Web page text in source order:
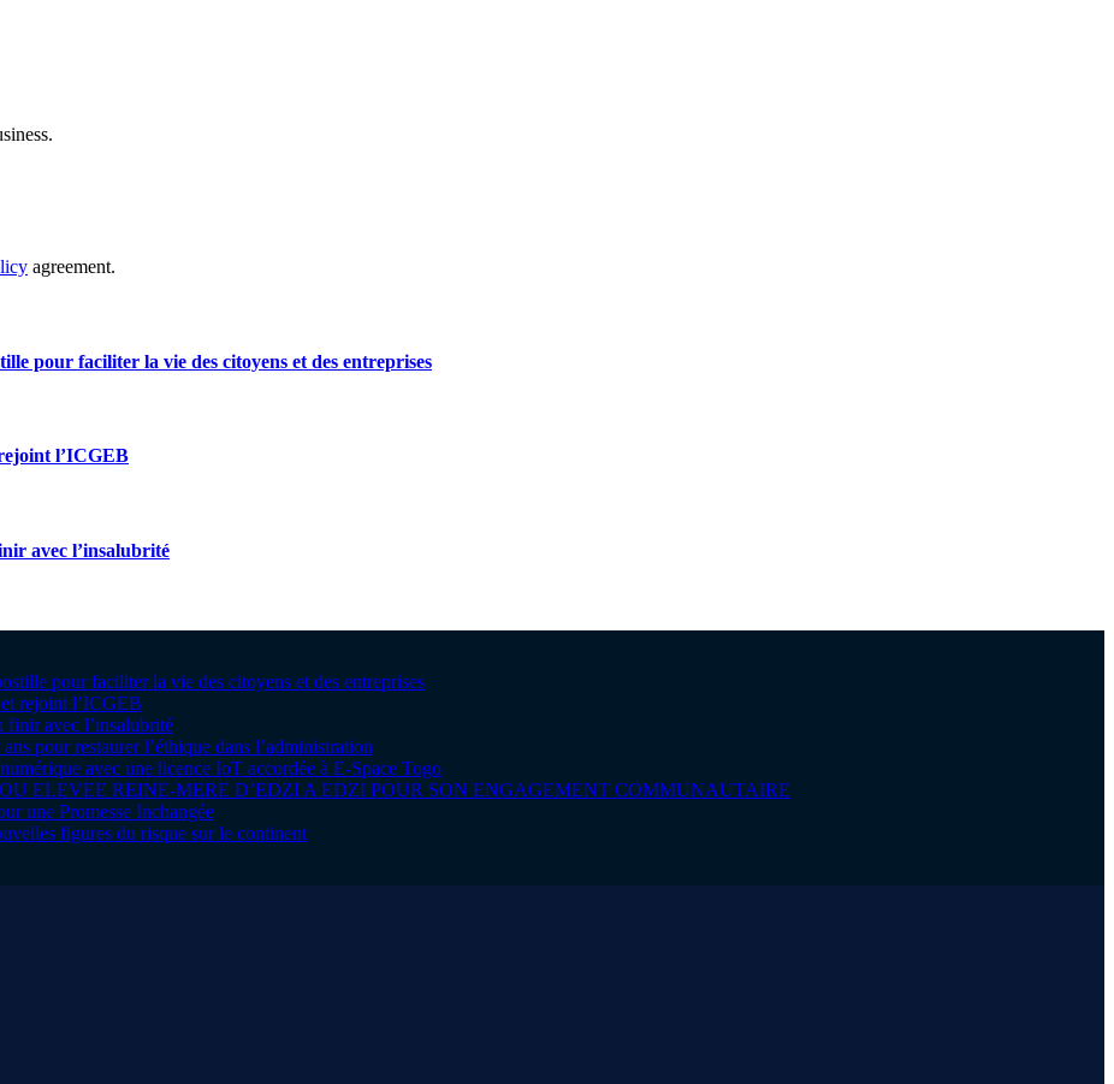
agreement.
pour faciliter la vie des citoyens et des entreprises
l’ICGEB
avec l’insalubrité
pour faciliter la vie des citoyens et des entreprises
rejoint l’ICGEB
finir avec l’insalubrité
pour restaurer l’éthique dans l’administration
avec une licence IoT accordée à E-Space Togo
ELEVEE REINE-MERE D’EDZI A EDZI POUR SON ENGAGEMENT COMMUNAUTAIRE
une Promesse Inchangée
figures du risque sur le continent